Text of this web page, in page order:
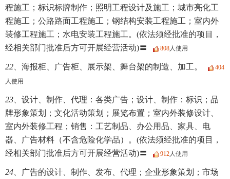
程施工；标识标牌制作；照明工程设计及施工；城市亮化工
程施工；公路路面工程施工；钢结构安装工程施工；室内外
装修工程施工；水电安装工程施工。(依法须经批准的项目，
经相关部门批准后方可开展经营活动)〓
808人使用
22、 海报柜、广告柜、展示架、舞台架的制造、加工。
404
人使用
23、 设计、制作、代理：各类广告；设计、制作：标识；品
牌形象策划；文化活动策划；展览布置；室内外装修设计、
室内外装修工程；销售：工艺制品、办公用品、家具、电
器、广告材料（不含危险化学品）。(依法须经批准的项目，
经相关部门批准后方可开展经营活动)〓
912人使用
24、
广告的设计、制作、发布、代理；企业形象策划；市场